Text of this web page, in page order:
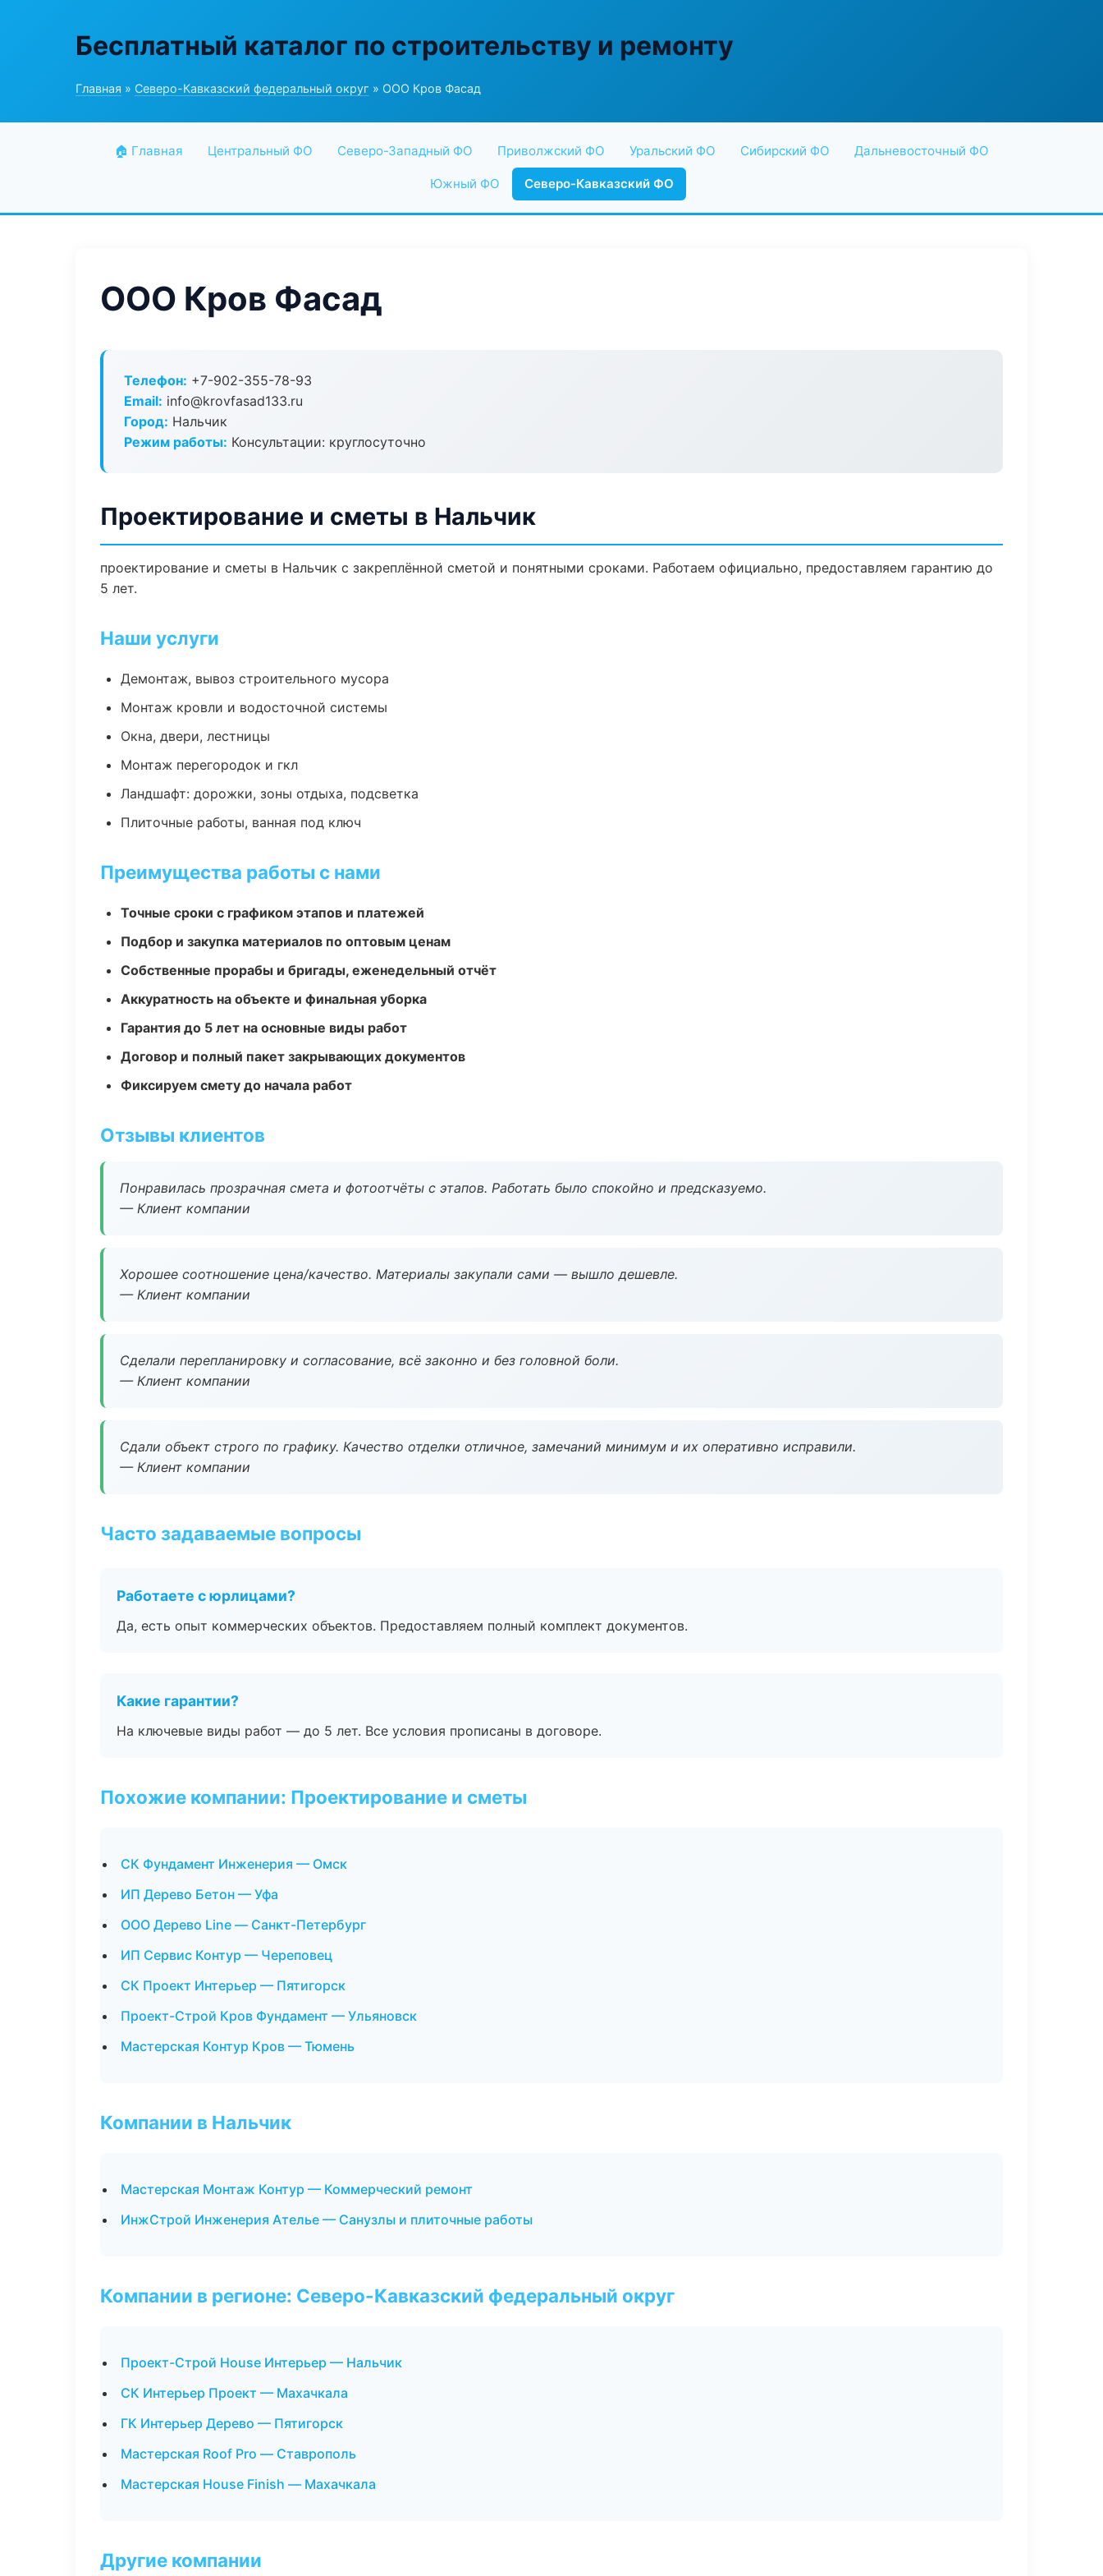
Бесплатный каталог по строительству и ремонту
Главная » Северо-Кавказский федеральный округ » ООО Кров Фасад
🏠 Главная Центральный ФО Северо-Западный ФО Приволжский ФО Уральский ФО Сибирский ФО Дальневосточный ФО
Южный ФО Северо-Кавказский ФО
ООО Кров Фасад
Телефон: +7-902-355-78-93
Email: info@krovfasad133.ru
Город: Нальчик
Режим работы: Консультации: круглосуточно
Проектирование и сметы в Нальчик
проектирование и сметы в Нальчик с закреплённой сметой и понятными сроками. Работаем официально, предоставляем гарантию до
5 лет.
Наши услуги
Демонтаж, вывоз строительного мусора
Монтаж кровли и водосточной системы
Окна, двери, лестницы
Монтаж перегородок и гкл
Ландшафт: дорожки, зоны отдыха, подсветка
Плиточные работы, ванная под ключ
Преимущества работы с нами
Точные сроки с графиком этапов и платежей
Подбор и закупка материалов по оптовым ценам
Собственные прорабы и бригады, еженедельный отчёт
Аккуратность на объекте и финальная уборка
Гарантия до 5 лет на основные виды работ
Договор и полный пакет закрывающих документов
Фиксируем смету до начала работ
Отзывы клиентов
Понравилась прозрачная смета и фотоотчёты с этапов. Работать было спокойно и предсказуемо.
— Клиент компании
Хорошее соотношение цена/качество. Материалы закупали сами — вышло дешевле.
— Клиент компании
Сделали перепланировку и согласование, всё законно и без головной боли.
— Клиент компании
Сдали объект строго по графику. Качество отделки отличное, замечаний минимум и их оперативно исправили.
— Клиент компании
Часто задаваемые вопросы
Работаете с юрлицами?
Да, есть опыт коммерческих объектов. Предоставляем полный комплект документов.
Какие гарантии?
На ключевые виды работ — до 5 лет. Все условия прописаны в договоре.
Похожие компании: Проектирование и сметы
СК Фундамент Инженерия — Омск
ИП Дерево Бетон — Уфа
ООО Дерево Line — Санкт-Петербург
ИП Сервис Контур — Череповец
СК Проект Интерьер — Пятигорск
Проект-Строй Кров Фундамент — Ульяновск
Мастерская Контур Кров — Тюмень
Компании в Нальчик
Мастерская Монтаж Контур — Коммерческий ремонт
ИнжСтрой Инженерия Ателье — Санузлы и плиточные работы
Компании в регионе: Северо-Кавказский федеральный округ
Проект-Строй House Интерьер — Нальчик
СК Интерьер Проект — Махачкала
ГК Интерьер Дерево — Пятигорск
Мастерская Roof Pro — Ставрополь
Мастерская House Finish — Махачкала
Другие компании